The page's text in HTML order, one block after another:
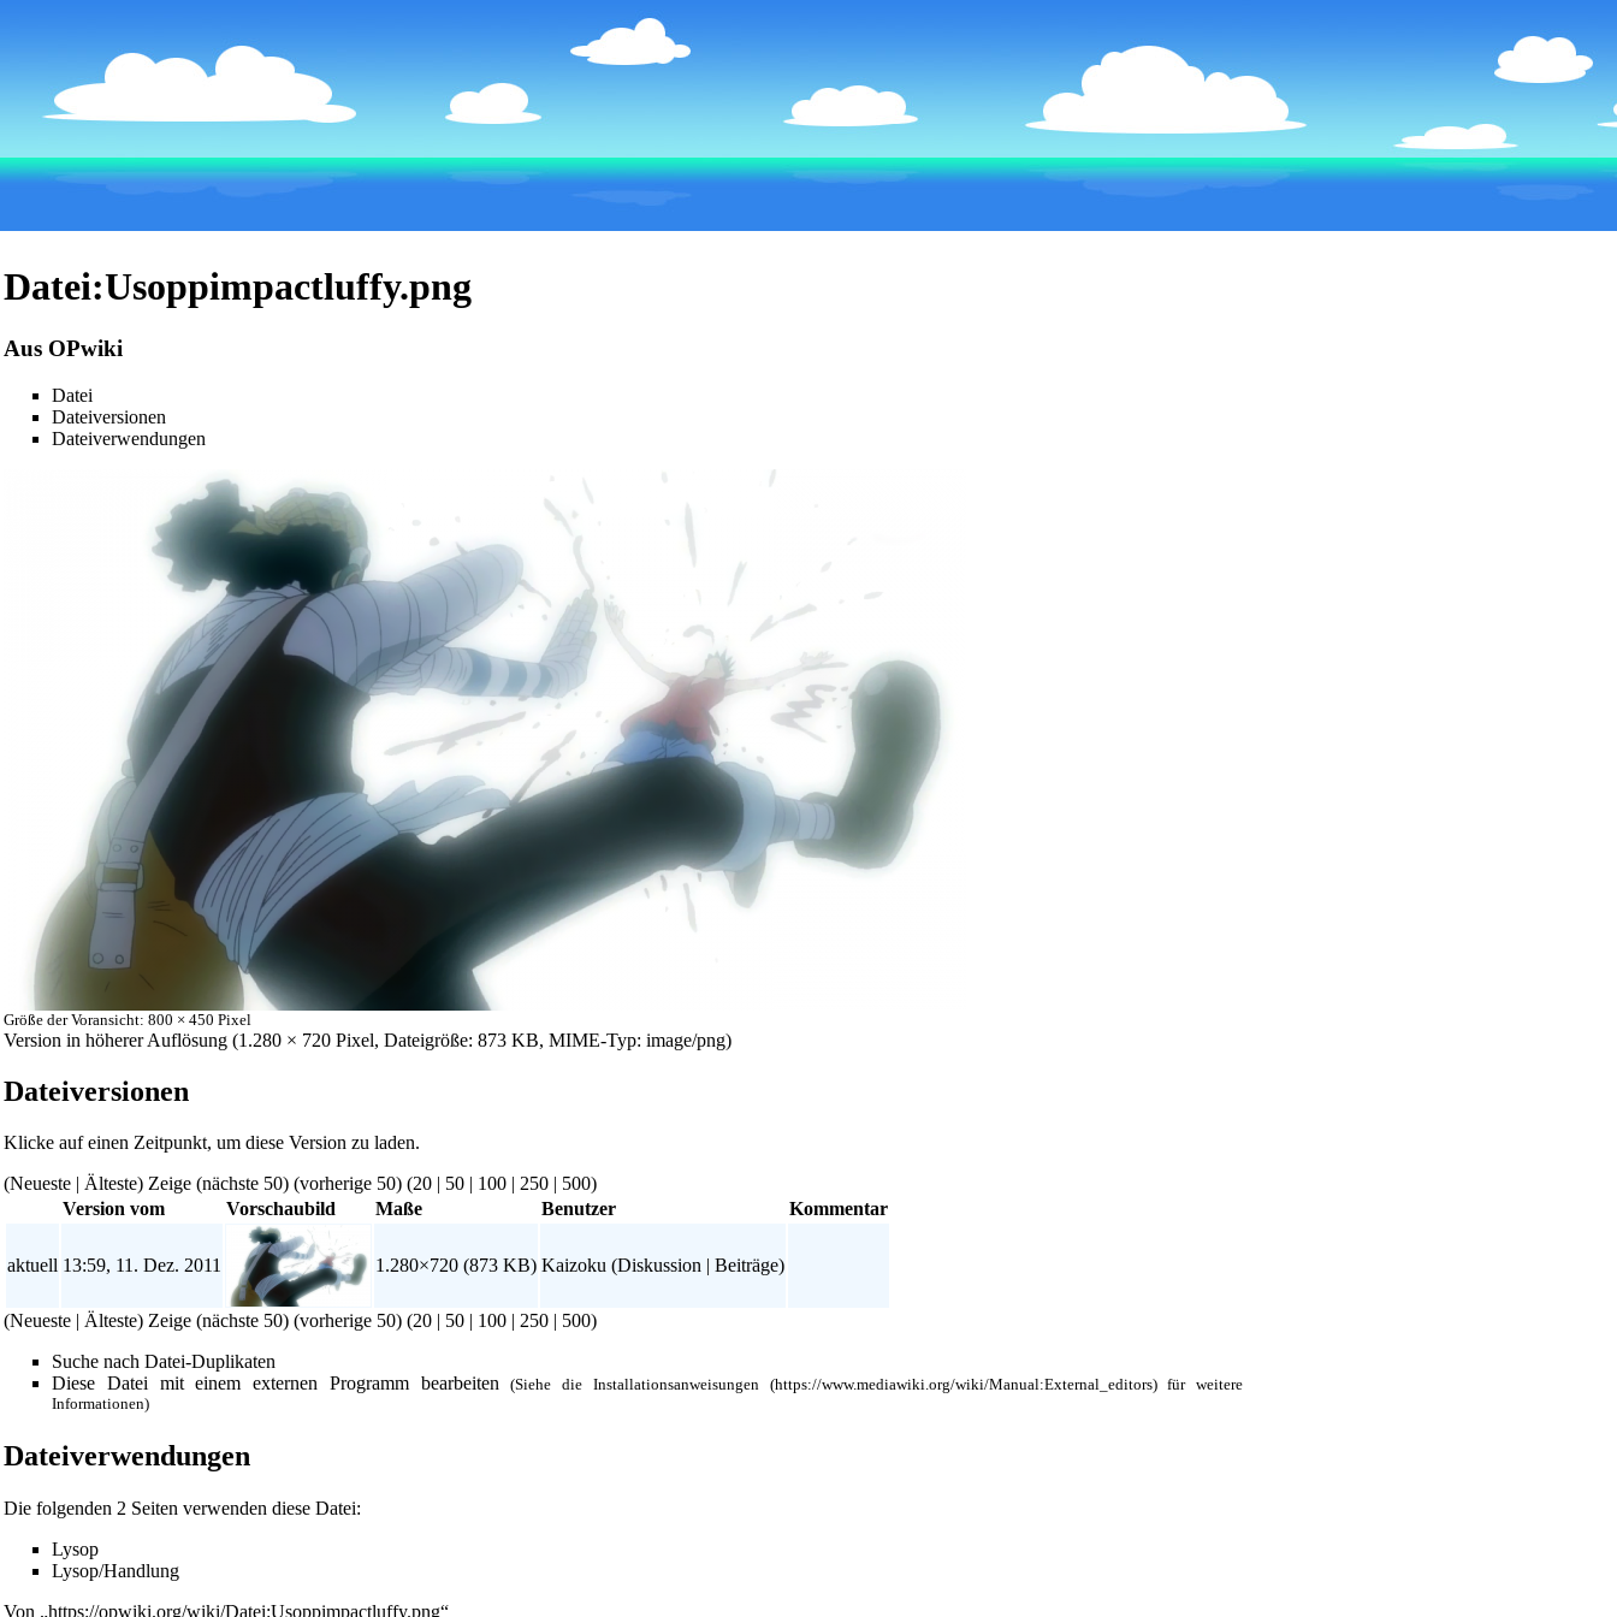
Datei:Usoppimpactluffy.png
Aus OPwiki
Datei
Dateiversionen
Dateiverwendungen
Größe der Voransicht: 800 × 450 Pixel
Version in höherer Auflösung ‎ (1.280 × 720 Pixel, Dateigröße: 873 KB, MIME-Typ: image/png)
Dateiversionen
Klicke auf einen Zeitpunkt, um diese Version zu laden.
(Neueste | Älteste) Zeige (nächste 50) (vorherige 50) (20 | 50 | 100 | 250 | 500)
Version vom
Vorschaubild Maße Benutzer Kommentar
aktuell 13:59, 11. Dez. 2011 1.280×720 (873 KB) Kaizoku (Diskussion | Beiträge)
(Neueste | Älteste) Zeige (nächste 50) (vorherige 50) (20 | 50 | 100 | 250 | 500)
Suche nach Datei-Duplikaten
Diese Datei mit einem externen Programm bearbeiten
(Siehe die Installationsanweisungen für weitere
Informationen)
Dateiverwendungen
Die folgenden 2 Seiten verwenden diese Datei:
Lysop
Lysop/Handlung
Von „https://opwiki.org/wiki/Datei:Usoppimpactluffy.png“
Powered byComputer-Base